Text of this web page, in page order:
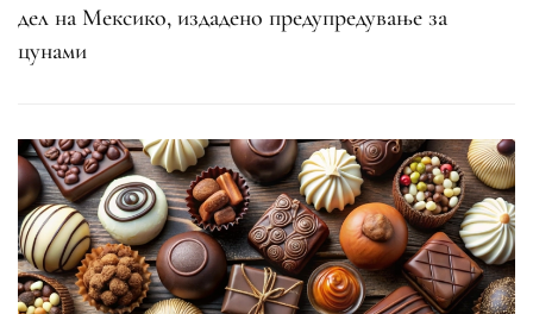
дел на Мексико, издадено предупредување за
цунами